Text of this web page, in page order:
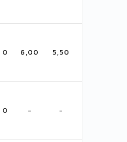
0 6,00 5,50
0 - -